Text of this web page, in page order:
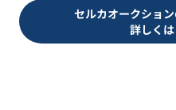
セルカオークショ
詳しく